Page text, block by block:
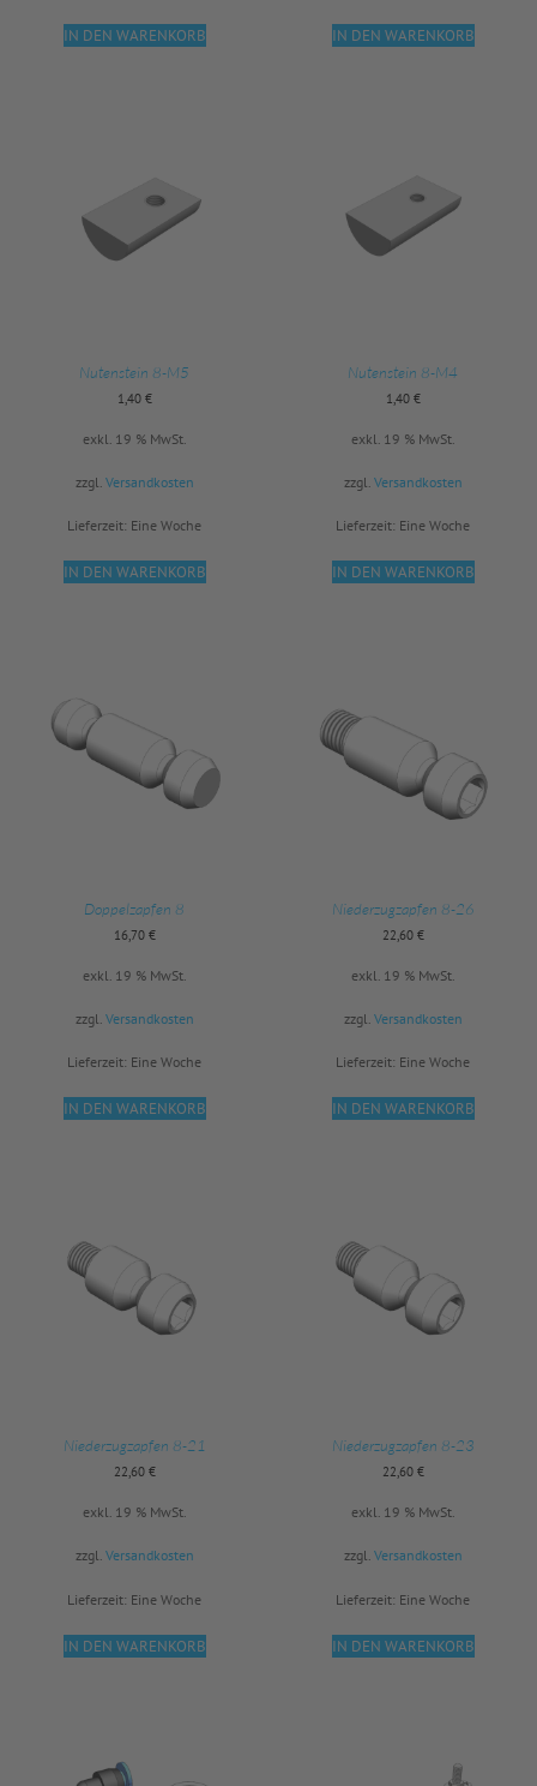
IN DEN WARENKORB IN DEN WARENKORB
Nutenstein 8-M5
1,40 €
exkl. 19 % MwSt.
zzgl. Versandkosten
Lieferzeit: Eine Woche
IN DEN WARENKORB
Nutenstein 8-M4
1,40 €
exkl. 19 % MwSt.
zzgl. Versandkosten
Lieferzeit: Eine Woche
IN DEN WARENKORB
Doppelzapfen 8
16,70 €
exkl. 19 % MwSt.
zzgl. Versandkosten
Lieferzeit: Eine Woche
IN DEN WARENKORB
Niederzugzapfen 8-26
22,60 €
exkl. 19 % MwSt.
zzgl. Versandkosten
Lieferzeit: Eine Woche
IN DEN WARENKORB
Niederzugzapfen 8-21
22,60 €
exkl. 19 % MwSt.
zzgl. Versandkosten
Lieferzeit: Eine Woche
IN DEN WARENKORB
Niederzugzapfen 8-23
22,60 €
exkl. 19 % MwSt.
zzgl. Versandkosten
Lieferzeit: Eine Woche
IN DEN WARENKORB